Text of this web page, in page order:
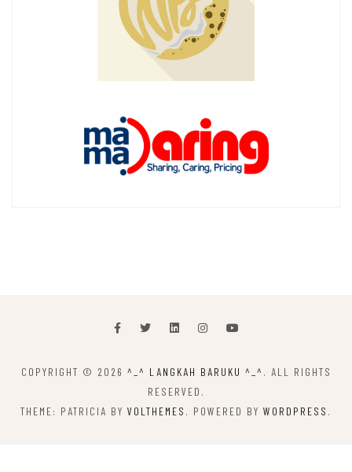
COPYRIGHT © 2026 ^_^ LANGKAH BARUKU ^_^ . ALL RIGHTS
RESERVED.
THEME: PATRICIA BY VOLTHEMES . POWERED BY WORDPRESS .